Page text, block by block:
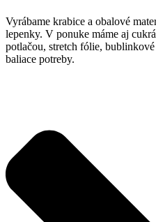
Vyrábame krabice a obalové
lepenky. V ponuke máme aj
potlačou, stretch fólie,
baliace potreby.